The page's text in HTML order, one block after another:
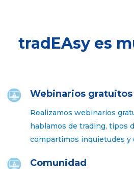
tradEAsy es
Webinarios gratuitos
Realizamos webinarios
hablamos de trading, tipos
compartimos inquietudes y
Comunidad